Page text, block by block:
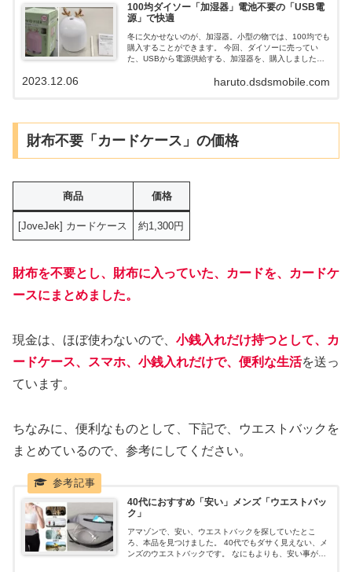
100均ダイソー「加湿器」電池不要の「USB電
源」で快適
冬に欠かせないのが、加湿器。小型の物では、100均でも
購入することができます。 今回、ダイソーに売ってい
た、USBから電源供給する、加湿器を、購入しました。
ーの、USB式加湿器（トナカイ）をまとめていきます。
haruto.dsdsmobile.com
2023.12.06
財布不要「カードケース」の価格
商品 価格
[JoveJek] カードケース 約1,300円
財布を不要とし、財布に入っていた、カードを、カードケ
ースにまとめました。
現金は、ほぼ使わないので、 小銭入れだけ持つとして、カ
ードケース、スマホ、小銭入れだけで、便利な生活を送っ
ています。
ちなみに、便利なものとして、下記で、ウエストバックを
まとめているので、参考にしてください。
40代におすすめ「安い」メンズ「ウエストバッ
ク」
アマゾンで、安い、ウエストバックを探していたとこ
ろ、本品を見つけました。 40代でもダサく見えない、メ
ンズのウエストバックです。 なにもよりも、安い事が最